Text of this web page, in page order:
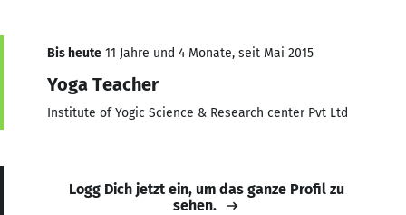
Bis heute 11 Jahre und 4 Monate, seit Mai 2015
Yoga Teacher
Institute of Yogic Science & Research center Pvt Ltd
Logg Dich jetzt ein, um das ganze Profil zu
sehen.